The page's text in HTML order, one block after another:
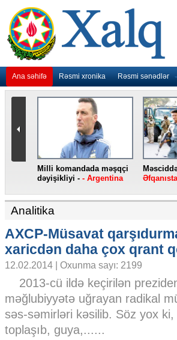
Ana səhifə Rəsmi xronika Rəsmi sənədlər
edilib -
Yeni “iPhone”
smartfonları -- ABŞ
Analitika
AXCP-Müsavat
xaricdən daha çox qrant
12.02.2014 | Oxunma sayı: 2199
2013-cü ildə keçirilən
məğlubiyyətə uğrayan radikal
səs-səmirləri kəsilib. Söz yox
toplaşıb, guya,......